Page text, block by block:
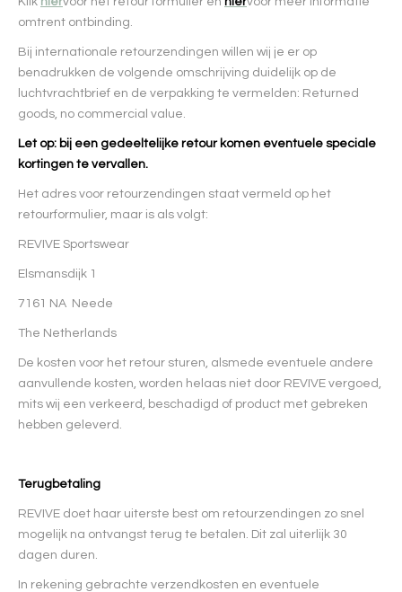
omtrent ontbinding.
Bij internationale retourzendingen willen wij je er op
benadrukken de volgende omschrijving duidelijk op de
luchtvrachtbrief en de verpakking te vermelden: Returned
goods, no commercial value.
Let op: bij een gedeeltelijke retour komen eventuele speciale
kortingen te vervallen.
Het adres voor retourzendingen staat vermeld op het
retourformulier, maar is als volgt:
REVIVE Sportswear
Elsmansdijk 1
7161 NA Neede
The Netherlands
De kosten voor het retour sturen, alsmede eventuele andere
aanvullende kosten, worden helaas niet door REVIVE vergoed,
mits wij een verkeerd, beschadigd of product met gebreken
hebben geleverd.
Terugbetaling
REVIVE doet haar uiterste best om retourzendingen zo snel
mogelijk na ontvangst terug te betalen. Dit zal uiterlijk 30
dagen duren.
In rekening gebrachte verzendkosten en eventuele